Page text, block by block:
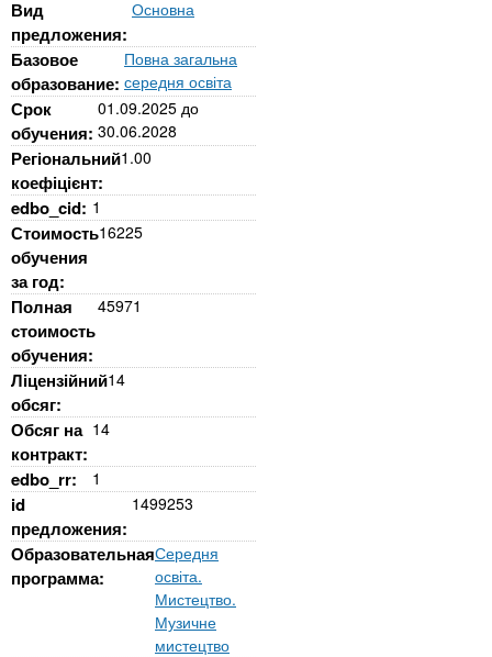
f
o
Вид
предложения:
Основна
Базовое
образование:
Повна загальна
середня освіта
Срок
обучения:
01.09.2025 до
30.06.2028
Регіональний
коефіцієнт:
1.00
edbo_cid: 1
Стоимость
обучения
за год:
16225
Полная
стоимость
обучения:
45971
Ліцензійний
обсяг:
14
Обсяг на
контракт:
14
edbo_rr: 1
id
предложения:
1499253
Образовательная
программа:
Середня
освіта.
Мистецтво.
Музичне
мистецтво